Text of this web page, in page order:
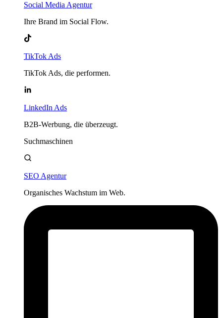
Social Media Agentur
Ihre Brand im Social Flow.
TikTok Ads
TikTok Ads, die performen.
LinkedIn Ads
B2B-Werbung, die überzeugt.
Suchmaschinen
SEO Agentur
Organisches Wachstum im Web.